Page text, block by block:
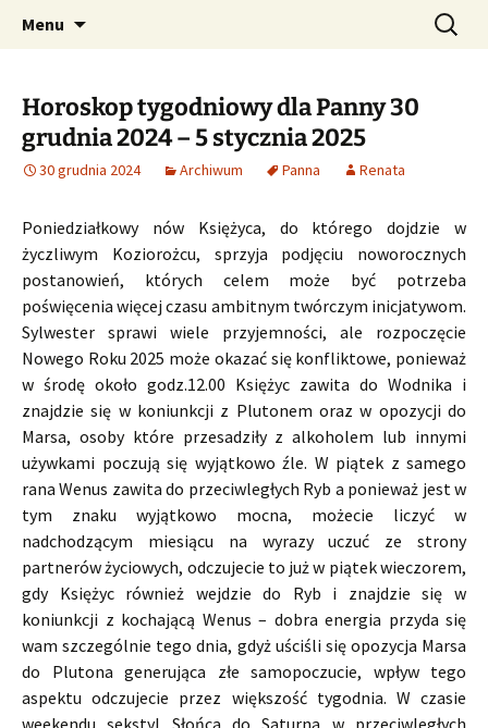
CzaroMarowy horoskop
dzienny, miesięczny i
tygodniowy
Profesjonalne przepowiednie astrologiczne
Menu Szukaj:
Horoskop tygodniowy dla Panny 30
grudnia 2024 – 5 stycznia 2025
30 grudnia 2024 Archiwum Panna Renata
Poniedziałkowy nów Księżyca, do którego dojdzie w
życzliwym Koziorożcu, sprzyja podjęciu noworocznych
postanowień, których celem może być potrzeba
poświęcenia więcej czasu ambitnym twórczym inicjatywom.
Sylwester sprawi wiele przyjemności, ale rozpoczęcie
Nowego Roku 2025 może okazać się konfliktowe, ponieważ
w środę około godz.12.00 Księżyc zawita do Wodnika i
znajdzie się w koniunkcji z Plutonem oraz w opozycji do
Marsa, osoby które przesadziły z alkoholem lub innymi
używkami poczują się wyjątkowo źle. W piątek z samego
rana Wenus zawita do przeciwległych Ryb a ponieważ jest w
tym znaku wyjątkowo mocna, możecie liczyć w
nadchodzącym miesiącu na wyrazy uczuć ze strony
partnerów życiowych, odczujecie to już w piątek wieczorem,
gdy Księżyc również wejdzie do Ryb i znajdzie się w
koniunkcji z kochającą Wenus – dobra energia przyda się
wam szczególnie tego dnia, gdyż uściśli się opozycja Marsa
do Plutona generująca złe samopoczucie, wpływ tego
aspektu odczujecie przez większość tygodnia. W czasie
weekendu sekstyl Słońca do Saturna w przeciwległych